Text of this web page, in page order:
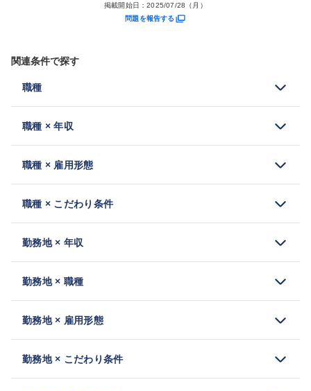
掲載開始日：2025/07/28（月）
問題を報告する
関連条件で探す
職種
職種 × 年収
職種 × 雇用形態
職種 × こだわり条件
勤務地 × 年収
勤務地 × 職種
勤務地 × 雇用形態
勤務地 × こだわり条件